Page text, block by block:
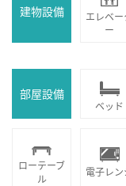
建物設備
エレベー
ー
部屋設備
ベッド
ローテーブ
ル
電子レン